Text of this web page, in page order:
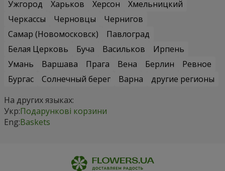
Ужгород
Харьков Херсон
Хмельницкий
Черкассы
Черновцы
Чернигов
Самар (Новомосковск)
Павлоград
Белая Церковь
Буча Васильков
Ирпень
Умань
Варшава Прага Вена Берлин
Ревное
Бургас
Солнечный берег Варна
другие регионы
На других языках:
Укр:Подарункові корзини
Eng:Baskets